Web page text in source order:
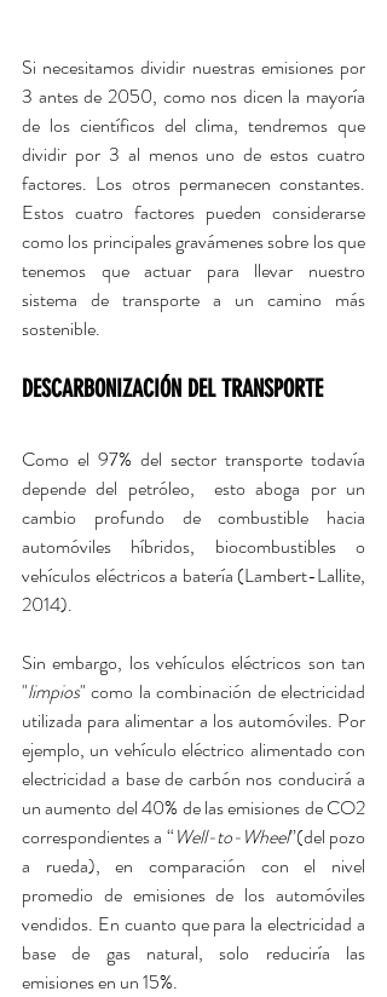
Si necesitamos dividir nuestras emisiones por
3 antes de 2050, como nos dicen la mayoría
de los científicos del clima, tendremos que
dividir por 3 al menos uno de estos cuatro
factores. Los otros permanecen constantes.
Estos cuatro factores pueden considerarse
como los principales gravámenes sobre los que
tenemos que actuar para llevar nuestro
sistema de transporte a un camino más
sostenible.
DESCARBONIZACIÓN DEL TRANSPORTE
Como el 97% del sector transporte todavía
depende del petróleo,  esto aboga por un
cambio profundo de combustible hacia
automóviles híbridos, biocombustibles o
vehículos eléctricos a batería (Lambert-Lallite,
2014).
Sin embargo, los vehículos eléctricos son tan
"limpios" como la combinación de electricidad
utilizada para alimentar a los automóviles. Por
ejemplo, un vehículo eléctrico alimentado con
electricidad a base de carbón nos conducirá a
un aumento del 40% de las emisiones de CO2
correspondientes a “Well-to-Wheel”(del pozo
a rueda), en comparación con el nivel
promedio de emisiones de los automóviles
vendidos. En cuanto que para la electricidad a
base de gas natural, solo reduciría las
emisiones en un 15%.